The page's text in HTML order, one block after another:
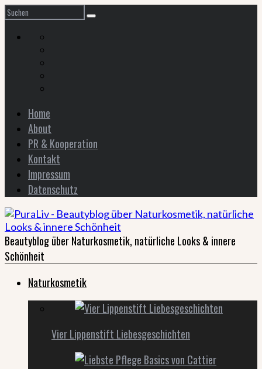
Home
About
PR & Kooperation
Kontakt
Impressum
Datenschutz
Beautyblog über Naturkosmetik, natürliche Looks & innere
Schönheit
Naturkosmetik
Vier Lippenstift Liebesgeschichten